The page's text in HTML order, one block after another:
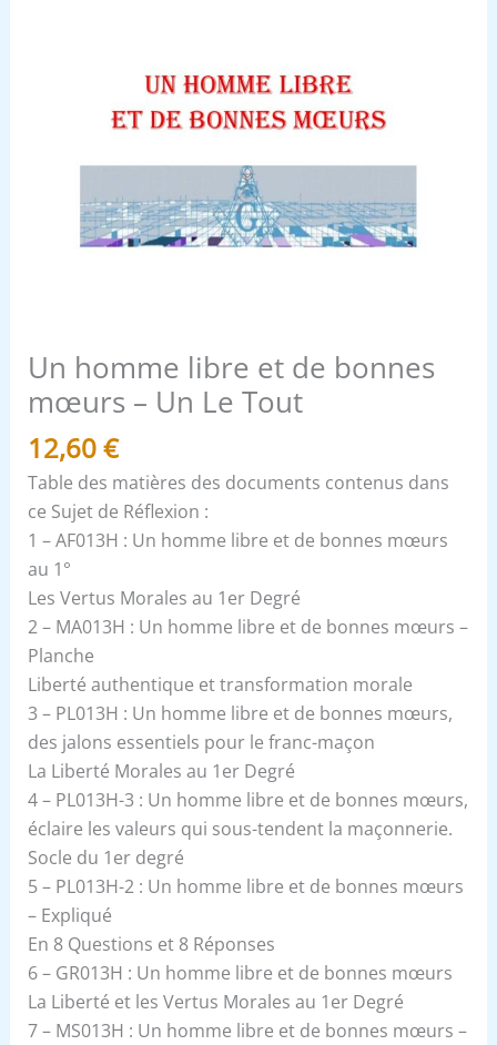
Un homme libre et de bonnes
mœurs – Un Le Tout
12,60€
Table des matières des documents contenus dans
ce Sujet de Réflexion :
1 – AF013H : Un homme libre et de bonnes mœurs
au 1°
Les Vertus Morales au 1er Degré
2 – MA013H : Un homme libre et de bonnes mœurs –
Planche
Liberté authentique et transformation morale
3 – PL013H : Un homme libre et de bonnes mœurs,
des jalons essentiels pour le franc-maçon
La Liberté Morales au 1er Degré
4 – PL013H-3 : Un homme libre et de bonnes mœurs,
éclaire les valeurs qui sous-tendent la maçonnerie.
Socle du 1er degré
5 – PL013H-2 : Un homme libre et de bonnes mœurs
– Expliqué
En 8 Questions et 8 Réponses
6 – GR013H : Un homme libre et de bonnes mœurs
La Liberté et les Vertus Morales au 1er Degré
7 – MS013H : Un homme libre et de bonnes mœurs –